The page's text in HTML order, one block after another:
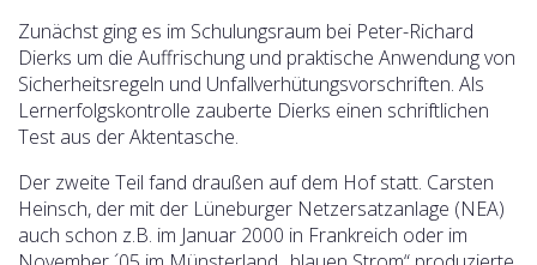
Zunächst ging es im Schulungsraum bei Peter-Richard
Dierks um die Auffrischung und praktische Anwendung von
Sicherheitsregeln und Unfallverhütungsvorschriften. Als
Lernerfolgskontrolle zauberte Dierks einen schriftlichen
Test aus der Aktentasche.
Der zweite Teil fand draußen auf dem Hof statt. Carsten
Heinsch, der mit der Lüneburger Netzersatzanlage (NEA)
auch schon z.B. im Januar 2000 in Frankreich oder im